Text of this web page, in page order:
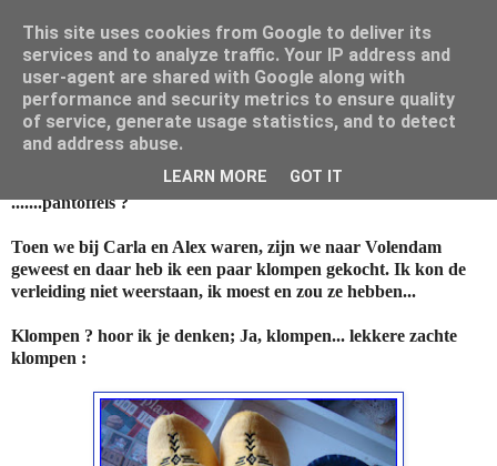
Mamouna's Enya
woensdag 27 maart 2013
Klompen of.............
.......pantoffels ?
Toen we bij Carla en Alex waren, zijn we naar Volendam
geweest en daar heb ik een paar klompen gekocht. Ik kon de
verleiding niet weerstaan, ik moest en zou ze hebben...
Klompen ? hoor ik je denken; Ja, klompen... lekkere zachte
klompen :
This site uses cookies from Google to deliver its
services and to analyze traffic. Your IP address and
user-agent are shared with Google along with
performance and security metrics to ensure quality
of service, generate usage statistics, and to detect
and address abuse.
LEARN MORE GOT IT